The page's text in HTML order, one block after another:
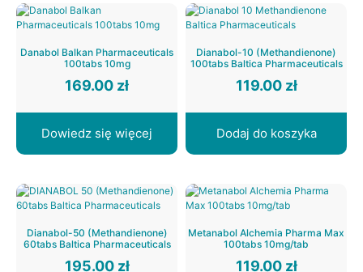
Danabol Balkan Pharmaceuticals
100tabs 10mg
169.00 zł
Dowiedz się więcej
Dianabol-10 (Methandienone)
100tabs Baltica Pharmaceuticals
119.00 zł
Dodaj do koszyka
Dianabol-50 (Methandienone)
60tabs Baltica Pharmaceuticals
195.00 zł
Metanabol Alchemia Pharma Max
100tabs 10mg/tab
119.00 zł